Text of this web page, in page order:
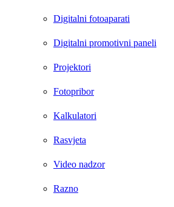
Digitalni fotoaparati
Digitalni promotivni paneli
Projektori
Fotopribor
Kalkulatori
Rasvjeta
Video nadzor
Razno